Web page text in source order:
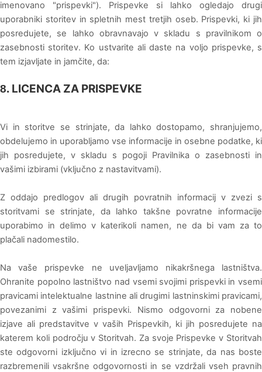
imenovano "prispevki"). Prispevke si lahko ogledajo drugi
uporabniki storitev in spletnih mest tretjih oseb. Prispevki, ki jih
posredujete, se lahko obravnavajo v skladu s pravilnikom o
zasebnosti storitev. Ko ustvarite ali daste na voljo prispevke, s
tem izjavljate in jamčite, da:
8. LICENCA ZA PRISPEVKE
Vi in storitve se strinjate, da lahko dostopamo, shranjujemo,
obdelujemo in uporabljamo vse informacije in osebne podatke, ki
jih posredujete, v skladu s pogoji Pravilnika o zasebnosti in
vašimi izbirami (vključno z nastavitvami).
Z oddajo predlogov ali drugih povratnih informacij v zvezi s
storitvami se strinjate, da lahko takšne povratne informacije
uporabimo in delimo v katerikoli namen, ne da bi vam za to
plačali nadomestilo.
Na vaše prispevke ne uveljavljamo nikakršnega lastništva.
Ohranite popolno lastništvo nad vsemi svojimi prispevki in vsemi
pravicami intelektualne lastnine ali drugimi lastninskimi pravicami,
povezanimi z vašimi prispevki. Nismo odgovorni za nobene
izjave ali predstavitve v vaših Prispevkih, ki jih posredujete na
katerem koli področju v Storitvah. Za svoje Prispevke v Storitvah
ste odgovorni izključno vi in izrecno se strinjate, da nas boste
razbremenili vsakršne odgovornosti in se vzdržali vseh pravnih